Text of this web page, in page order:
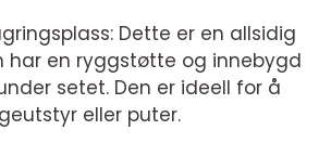
Dette er en allsidig
har en ryggstøtte og innebygd
setet. Den er ideell for å
eller puter.